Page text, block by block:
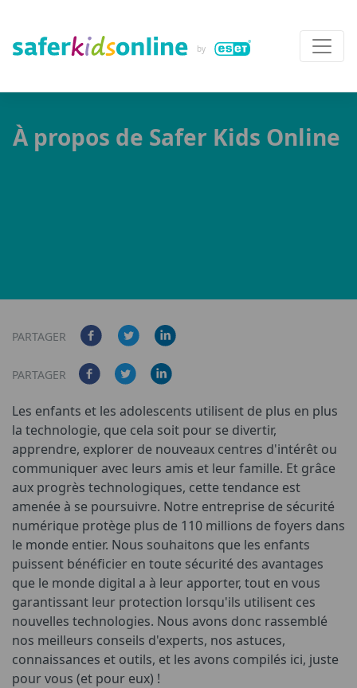
À propos de Safer Kids Online
PARTAGER
PARTAGER
Les enfants et les adolescents utilisent de plus en plus
la technologie, que cela soit pour se divertir,
apprendre, explorer de nouveaux centres d'intérêt ou
communiquer avec leurs amis et leur famille. Et grâce
aux progrès technologiques, cette tendance est
amenée à se poursuivre. Notre entreprise de sécurité
numérique protège plus de 110 millions de foyers dans
le monde entier. Nous souhaitons que les enfants
puissent bénéficier en toute sécurité des avantages
que le monde digital a à leur apporter, tout en vous
garantissant leur protection lorsqu'ils utilisent ces
nouvelles technologies. Nous avons donc rassemblé
nos meilleurs conseils d'experts, nos astuces,
connaissances et outils, et les avons compilés ici, juste
pour vous (et pour eux) !